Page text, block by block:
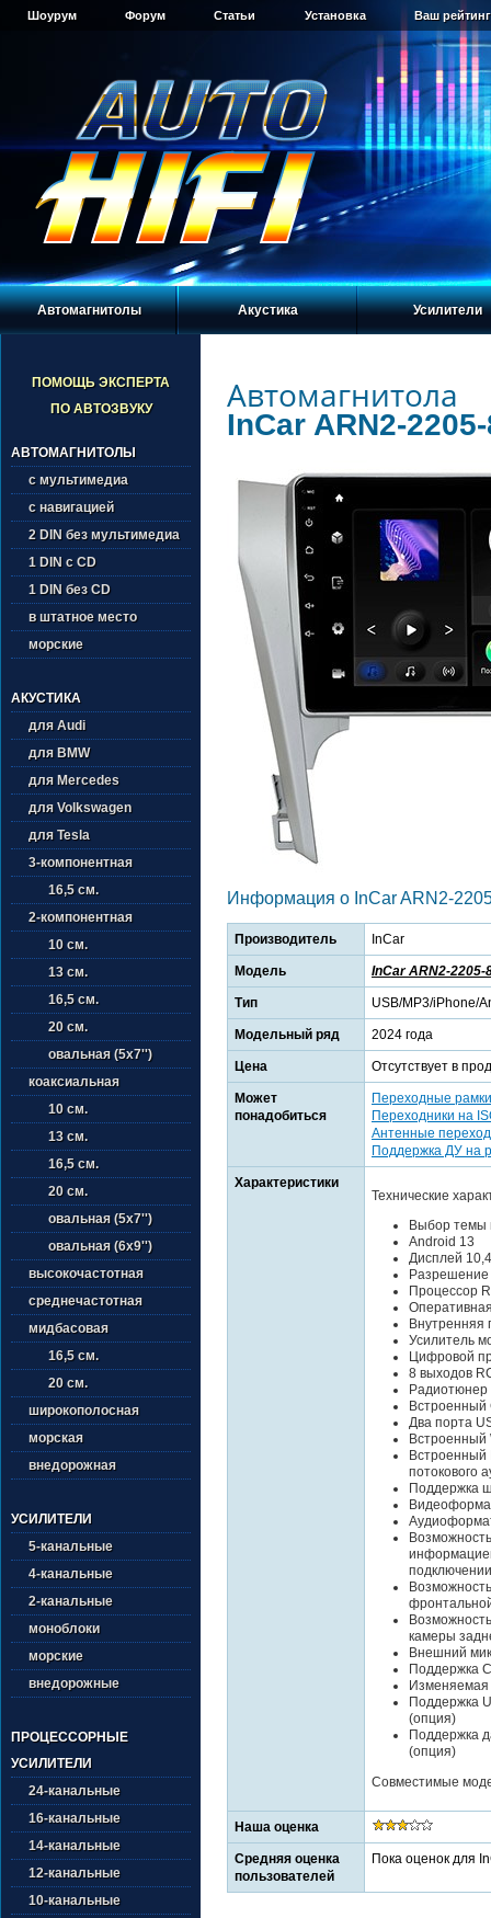
Шоурум Форум Статьи Установка Ваш
Автомагнитолы Акустика Усилители
ПОМОЩЬ ЭКСПЕРТА
ПО АВТОЗВУКУ
АВТОМАГНИТОЛЫ
с мультимедиа
с навигацией
2 DIN без мультимедиа
1 DIN с CD
1 DIN без CD
в штатное место
морские
АКУСТИКА
для Audi
для BMW
для Mercedes
для Volkswagen
для Tesla
3-компонентная
16,5 см.
2-компонентная
10 см.
13 см.
16,5 см.
20 см.
овальная (5х7'')
коаксиальная
10 см.
13 см.
16,5 см.
20 см.
овальная (5х7'')
овальная (6х9'')
высокочастотная
среднечастотная
мидбасовая
16,5 см.
20 см.
широкополосная
морская
внедорожная
УСИЛИТЕЛИ
5-канальные
4-канальные
2-канальные
моноблоки
морские
внедорожные
ПРОЦЕССОРНЫЕ
УСИЛИТЕЛИ
24-канальные
16-канальные
14-канальные
12-канальные
10-канальные
Автомагнитола
InCar ARN2-
Информация о InCar ARN2-
Производитель InCar
Модель InCar ARN2-2205-
Тип USB/MP3/iPhone/
Модельный ряд 2024 года
Цена Отсутствует в
Может
понадобиться
Переходные рамки
Переходники на
Антенные
Поддержка ДУ на
Характеристики
Технические
Выбор темы
Android 13
Дисплей
Процессор
Внутренняя
Усилитель
Цифровой
8 выходов
Радиотюнер
Встроенный
Два порта
Встроенный
Встроенный
потокового
Поддержка
камеры
Внешний
Поддержка
Изменяемая
Поддержка
(опция)
Поддержка
(опция)
Совместимые
Наша оценка
Средняя оценка
пользователей
Пока оценок для